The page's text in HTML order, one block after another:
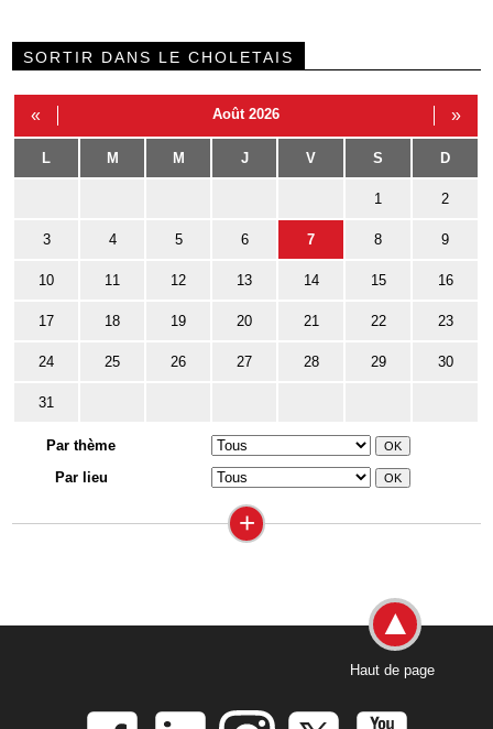
SORTIR DANS LE CHOLETAIS
« Août 2026 »
L M M J V S D
1 2
3 4 5 6 7 8 9
10 11 12 13 14 15 16
17 18 19 20 21 22 23
24 25 26 27 28 29 30
31
Par thème
Par lieu
+
Haut de page